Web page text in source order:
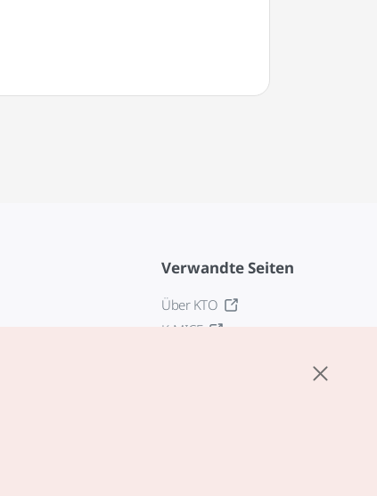
Verwandte Seiten
Über KTO
K-MICE